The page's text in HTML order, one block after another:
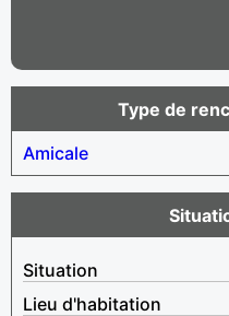
Type de
Amicale
Situation
Lieu d'habitation